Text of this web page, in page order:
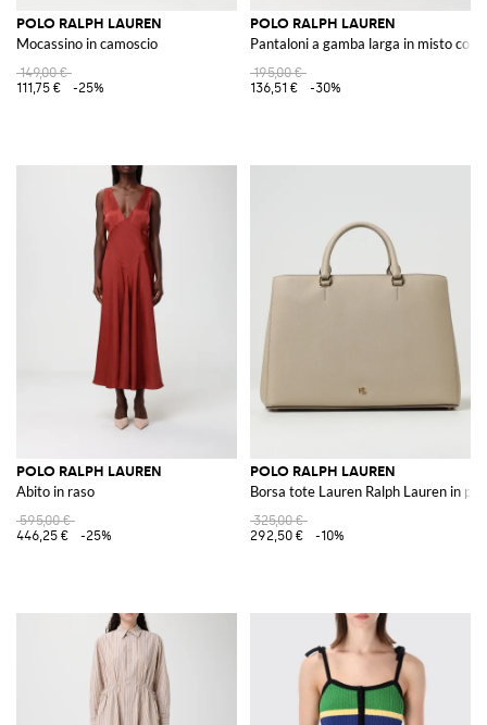
POLO RALPH LAUREN
Mocassino in camoscio
149,00 €
111,75 €
-25%
POLO RALPH LAUREN
Pantaloni a gamba larga in misto
195,00 €
136,51 €
-30%
POLO RALPH LAUREN
Abito in raso
595,00 €
446,25 €
-25%
POLO RALPH LAUREN
Borsa tote Lauren Ralph Lauren in
325,00 €
292,50 €
-10%